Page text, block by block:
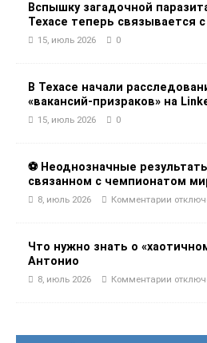
Вспышку загадочной
Техасе теперь связывается с
15, июль 2026 0
В Техасе начали
«вакансий-призраков» на
15, июль 2026 0
⚽ Неоднозначные
связанном с чемпионатом
8, июль 2026 Комментарии
Что нужно знать о
Антонио
8, июль 2026 Комментарии